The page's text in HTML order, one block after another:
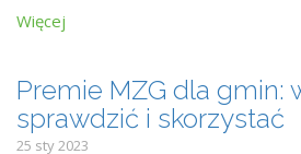
Więcej
Premie MZG dla gmin:
sprawdzić i skorzystać
25 sty 2023